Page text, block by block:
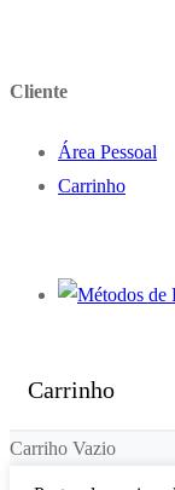
Cliente
Área Pessoal
Carrinho
Carrinho
Carriho Vazio